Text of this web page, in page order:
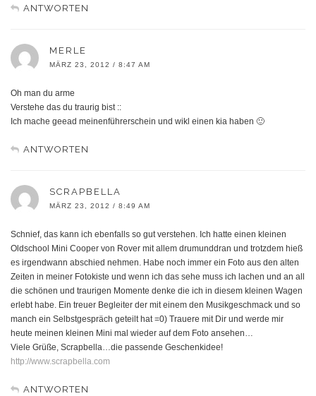
ANTWORTEN
MERLE
MÄRZ 23, 2012 / 8:47 AM
Oh man du arme
Verstehe das du traurig bist ::
Ich mache geead meinenführerschein und wikl einen kia haben 🙂
ANTWORTEN
SCRAPBELLA
MÄRZ 23, 2012 / 8:49 AM
Schnief, das kann ich ebenfalls so gut verstehen. Ich hatte einen kleinen
Oldschool Mini Cooper von Rover mit allem drumunddran und trotzdem hieß
es irgendwann abschied nehmen. Habe noch immer ein Foto aus den alten
Zeiten in meiner Fotokiste und wenn ich das sehe muss ich lachen und an all
die schönen und traurigen Momente denke die ich in diesem kleinen Wagen
erlebt habe. Ein treuer Begleiter der mit einem den Musikgeschmack und so
manch ein Selbstgespräch geteilt hat =0) Trauere mit Dir und werde mir
heute meinen kleinen Mini mal wieder auf dem Foto ansehen…
Viele Grüße, Scrapbella…die passende Geschenkidee!
http://www.scrapbella.com
ANTWORTEN